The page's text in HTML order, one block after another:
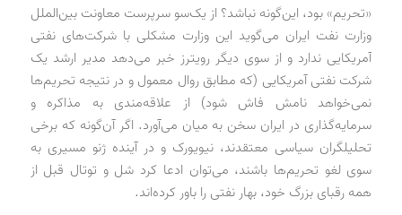
«تحریم» بود، این‌گونه نباشد؟ از یک‌سو سرپرست معاونت بین‌الملل
وزارت نفت ایران می‌گوید این وزارت مشکلی با شرکت‌های نفتی
آمریکایی ندارد و از سوی دیگر رویترز خبر می‌دهد مدیر ارشد یک
شرکت نفتی آمریکایی (که مطابق روال معمول و در نتیجه تحریم‌ها
نمی‌خواهد نامش فاش شود) از علاقه‌مندی به مذاکره و
سرمایه‌گذاری در ایران سخن به میان می‌آورد. اگر آن‌گونه که برخی
تحلیلگران سیاسی معتقدند، نیویورک و در آینده ژنو مسیری به
سوی لغو تحریم‌ها باشند، می‌توان ادعا کرد شل و توتال قبل از
همه رقبای بزرگ خود، بهار نفتی را باور کرده‌اند.